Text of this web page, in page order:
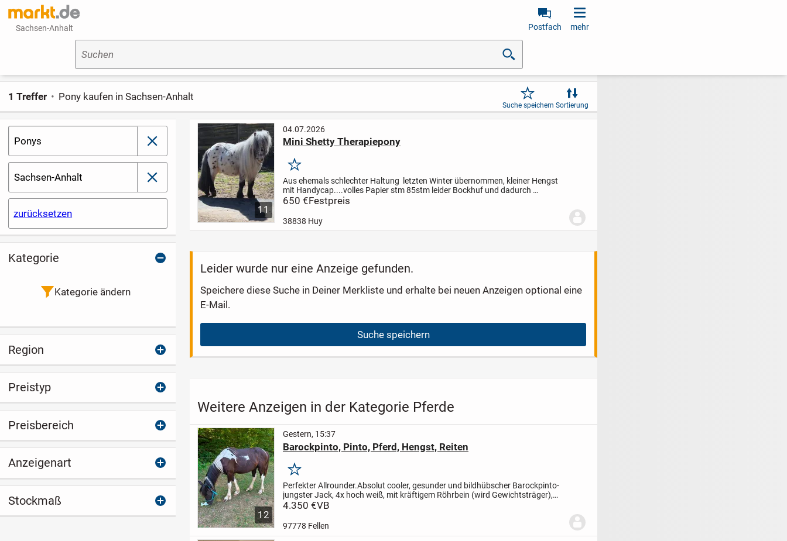
Sachsen-Anhalt Postfach mehr
Suchen
Ponys schließen
Sachsen-Anhalt schließen
zurücksetzen
1 Treffer Pony kaufen in Sachsen-Anhalt
Suche speichern Sortierung
11
04.07.2026
Mini Shetty Therapiepony
Merken
Aus ehemals schlechter Haltung letzten Winter übernommen, kleiner Hengst
mit Handycap....volles Papier stm 85stm leider Bockhuf und dadurch
Fehlstellung...ab und an tickt er mal sonst fit!! Bei mir...
650 €Festpreis
38838 Huy
Leider wurde nur eine Anzeige gefunden.
Speichere diese Suche in Deiner Merkliste und erhalte bei neuen Anzeigen optional eine
E-Mail.
Suche speichern
Weitere Anzeigen in der Kategorie Pferde
12
Gestern, 15:37
Barockpinto, Pinto, Pferd, Hengst, Reiten
Merken
Perfekter Allrounder.Absolut cooler, gesunder und bildhübscher Barockpinto-
jungster Jack, 4x hoch weiß, mit kräftigem Röhrbein (wird Gewichtsträger),
hoher Aufrichtung und massiver Halsung. Beide...
4.350 €VB
97778 Fellen
Kategorie
Kategorie ändern
Region
Preistyp
Preisbereich
Anzeigenart
Stockmaß